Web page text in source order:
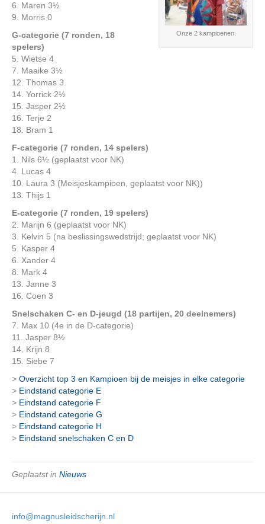
Onze 2 kampioenen.
6. Maren 3½
9. Morris 0
G-categorie (7 ronden, 18
spelers)
5. Wietse 4
7. Maaike 3½
12. Thomas 3
14. Yorrick 2½
15. Jasper 2½
16. Terje 2
18. Bram 1
F-categorie (7 ronden, 14 spelers)
1. Nils 6½ (geplaatst voor NK)
4. Lucas 4
10. Laura 3 (Meisjeskampioen, geplaatst voor NK))
13. Thijs 1
E-categorie (7 ronden, 19 spelers)
2. Marijn 6 (geplaatst voor NK)
3. Kelvin 5 (na beslissingswedstrijd; geplaatst voor NK)
5. Kasper 4
6. Xander 4
8. Mark 4
13. Janne 3
16. Coen 3
Snelschaken C- en D-jeugd (18 partijen, 20 deelnemers)
7. Max 10 (4e in de D-categorie)
11. Jasper 8½
14. Krijn 8
15. Siebe 7
> Overzicht top 3 en Kampioen bij de meisjes in elke categorie
> Eindstand categorie E
> Eindstand categorie F
> Eindstand categorie G
> Eindstand categorie H
> Eindstand snelschaken C en D
Geplaatst in Nieuws
info@magnusleidscherijn.nl